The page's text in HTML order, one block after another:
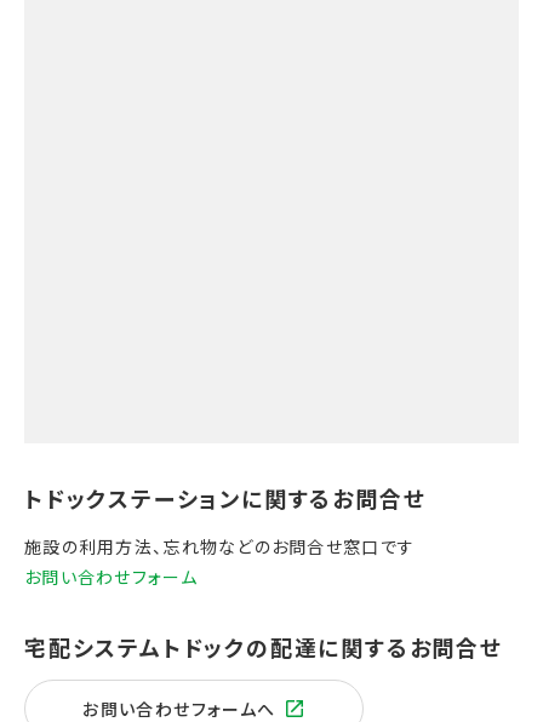
施設の利用方法、忘れ物などのお問合せ窓口です
お問い合わせフォーム
お問い合わせフォームへ